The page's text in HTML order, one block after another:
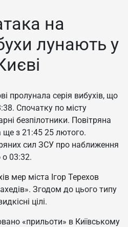
на
лунають у
пролунала серія вибухів, що
Спочатку по місту
безпілотники. Повітряна
ще з 21:45 25 лютого.
сил ЗСУ про наближення
03:32.
мер міста Ігор Терехов
Згодом до цього типу
цілі.
«прильоти» в Київському